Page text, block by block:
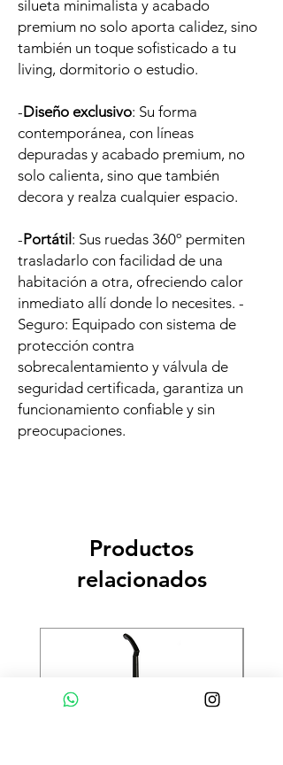
silueta minimalista y acabado
premium no solo aporta calidez, sino
también un toque sofisticado a tu
living, dormitorio o estudio.
-Diseño exclusivo: Su forma
contemporánea, con líneas
depuradas y acabado premium, no
solo calienta, sino que también
decora y realza cualquier espacio.
-Portátil: Sus ruedas 360º permiten
trasladarlo con facilidad de una
habitación a otra, ofreciendo calor
inmediato allí donde lo necesites. -
Seguro: Equipado con sistema de
protección contra
sobrecalentamiento y válvula de
seguridad certificada, garantiza un
funcionamiento confiable y sin
preocupaciones.
Productos
relacionados